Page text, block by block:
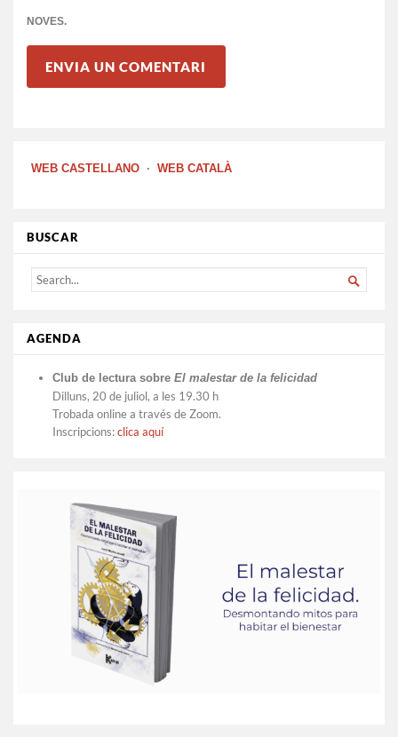
NOVES.
WEB CASTELLANO · WEB CATALÀ
BUSCAR
SEARCH
FOR...

AGENDA
Club de lectura sobre El malestar de la felicidad
Dilluns, 20 de juliol, a les 19.30 h
Trobada online a través de Zoom.
Inscripcions:clica aquí